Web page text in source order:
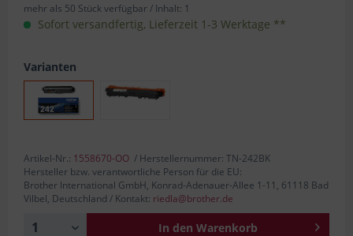
mehr als 50 Stück verfügbar / Inhalt: 1
Sofort versandfertig, Lieferzeit 1-3 Werktage **
Varianten
Artikel-Nr.: 1558670-OO / Herstellernummer: TN-242BK
Hersteller bzw. verantwortliche Person für die EU:
Brother International GmbH, Konrad-Adenauer-Allee 1-11, 61118 Bad
Vilbel, Deutschland / Kontakt: riedla@brother.de
In den Warenkorb